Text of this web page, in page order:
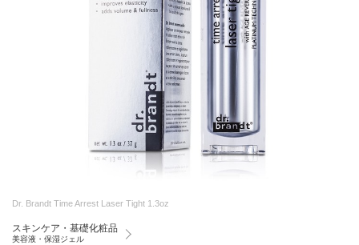
Dr. Brandt Time Arrest Laser Tight 1.3oz
スキンケア・基礎化粧品
美容液・保湿ジェル